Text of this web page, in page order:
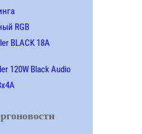
RGB
BLACK 18A
120W Black Audio